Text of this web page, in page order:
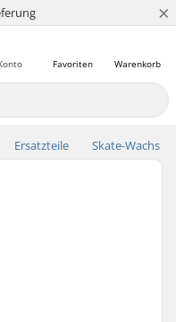
×
Warenkorb
Favoriten
Ersatzteile Skate-Wachs